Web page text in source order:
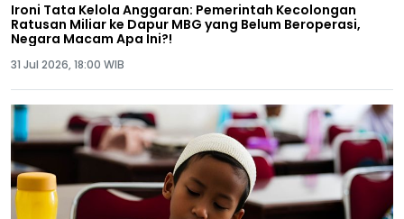
Ironi Tata Kelola Anggaran: Pemerintah Kecolongan
Ratusan Miliar ke Dapur MBG yang Belum Beroperasi,
Negara Macam Apa Ini?!
31 Jul 2026, 18:00 WIB